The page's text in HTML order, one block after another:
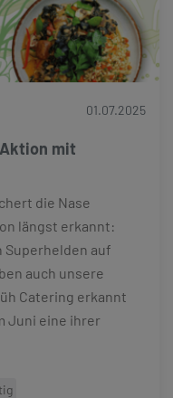
01.07.2025
mit
die Nase
längst erkannt:
Superhelden auf
auch unsere
Catering erkannt
Juni eine ihrer